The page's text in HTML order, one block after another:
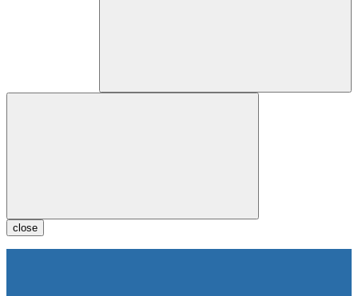
close